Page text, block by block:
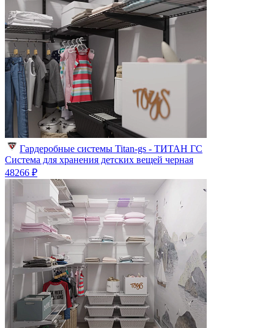
Гардеробные системы Titan-gs - ТИТАН ГС
Система для хранения детских вещей черная
48266 ₽